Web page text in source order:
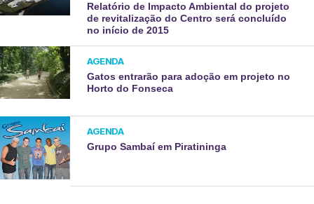
Relatório de Impacto Ambiental do projeto
de revitalização do Centro será concluído
no início de 2015
AGENDA
Gatos entrarão para adoção em projeto no
Horto do Fonseca
AGENDA
Grupo Sambaí em Piratininga